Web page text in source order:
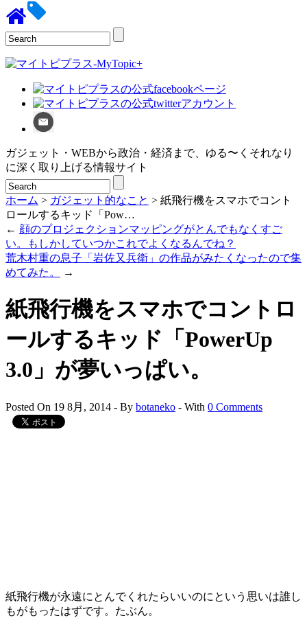
ガジェット・WEBから政治・経済まで、ゆる〜くそれなり
に深く取り上げる情報サイト
ホーム > ガジェット的なこと > 紙飛行機をスマホでコント
ロールするキッド「Pow…
← 顔のプロジェクションマッピングがとんでもなくすご
い。もしかしていつかこれでよくなるんでね？
荒木村重の息子「岩佐又兵衛」の作品がみたくなったので集
めてみた。
→
紙飛行機をスマホでコントロ
ールするキッド「PowerUp
3.0」が夢いっぱい。
Posted On 19 8月, 2014 - By botaneko - With 0 Comments
紙飛行機が永遠にとんでくれたらいいのにという思いは誰し
もがもったはずです。たぶん。